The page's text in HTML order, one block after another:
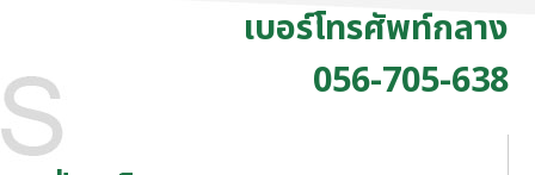
เบอร์โทรศัพท์กลาง
056-705-638